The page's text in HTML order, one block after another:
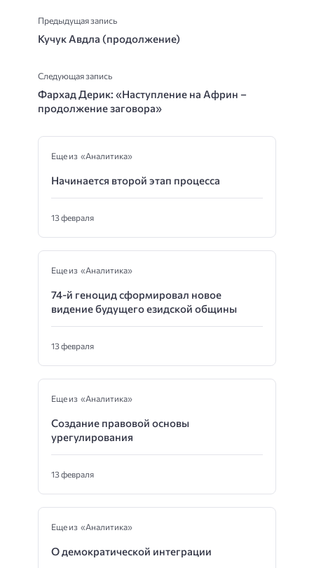
Предыдущая запись
Кучук Авдла (продолжение)
Следующая запись
Фархад Дерик: «Наступление на Африн –
продолжение заговора»
Еще из «Аналитика»
Начинается второй этап процесса
13 февраля
Еще из «Аналитика»
74-й геноцид сформировал новое
видение будущего езидской общины
13 февраля
Еще из «Аналитика»
Создание правовой основы
урегулирования
13 февраля
Еще из «Аналитика»
О демократической интеграции